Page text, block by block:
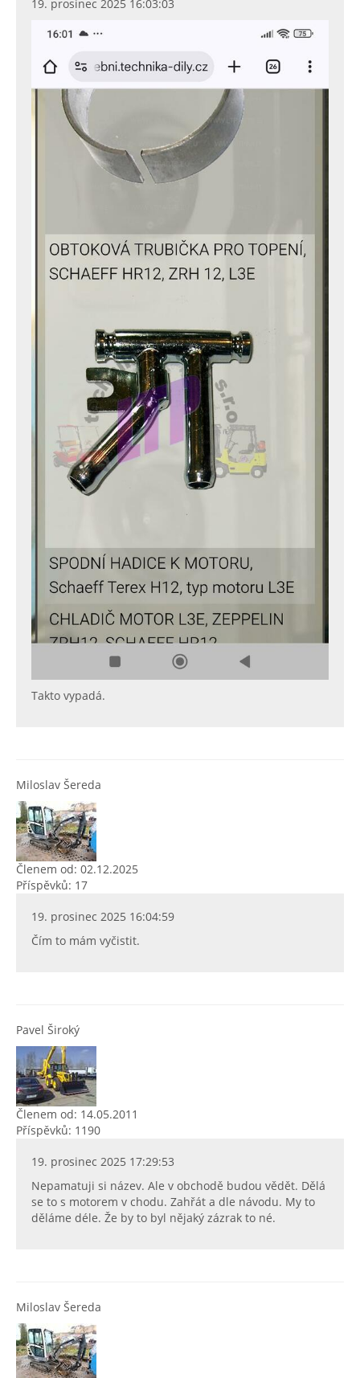
19. prosinec 2025 16:03:03
Takto vypadá.
Miloslav Šereda
Členem od: 02.12.2025
Příspěvků: 17
19. prosinec 2025 16:04:59
Čím to mám vyčistit.
Pavel Široký
Členem od: 14.05.2011
Příspěvků: 1190
19. prosinec 2025 17:29:53
Nepamatuji si název. Ale v obchodě budou vědět. Dělá
se to s motorem v chodu. Zahřát a dle návodu. My to
děláme déle. Že by to byl nějaký zázrak to né.
Miloslav Šereda